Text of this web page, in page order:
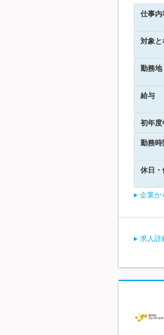
仕事内
対象と
勤務地
給与
初年度
勤務時
休日・
企業か
求人詳